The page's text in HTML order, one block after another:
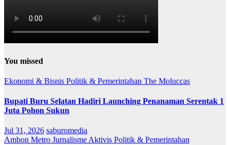
You missed
Ekonomi & Bisnis Politik & Pemerintahan The Moluccas
Bupati Buru Selatan Hadiri Launching Penanaman Serentak 1
Juta Pohon Sukun
Jul 31, 2026 saburomedia
Ambon Metro Jurnalisme Aktivis Politik & Pemerintahan